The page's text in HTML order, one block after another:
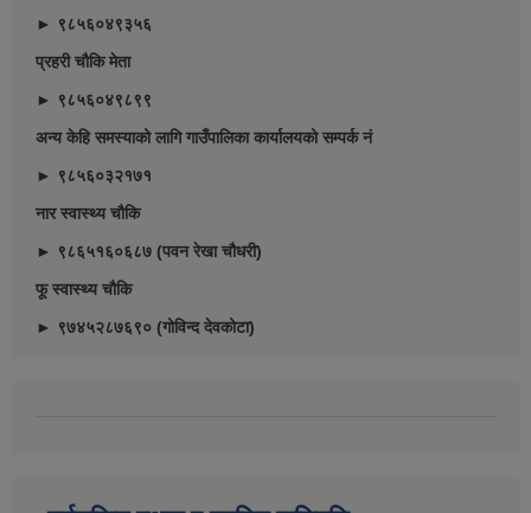
► ९८५६०४९३५६
प्रहरी चौकि मेता
► ९८५६०४९८९९
अन्य केहि समस्याको लागि गाउँपालिका कार्यालयको सम्पर्क नं
► ९८५६०३२१७१
नार स्वास्थ्य चौकि
► ९८६५१६०६८७ (पवन रेखा चौधरी)
फू स्वास्थ्य चौकि
► ९७४५२८७६९० (गोविन्द देवकोटा)